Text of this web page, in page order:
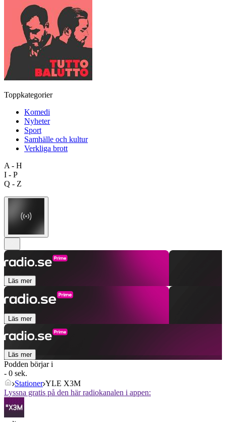
Toppkategorier
Komedi
Nyheter
Sport
Samhälle och kultur
Verkliga brott
A - H
I - P
Q - Z
Läs mer
Läs mer
Läs mer
Podden börjar i
- 0 sek.
Stationer YLE X3M
Lyssna gratis på den här radiokanalen i appen: